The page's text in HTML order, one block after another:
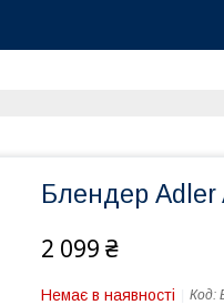
Блендер Adler
2 099 ₴
Немає в наявності Код: